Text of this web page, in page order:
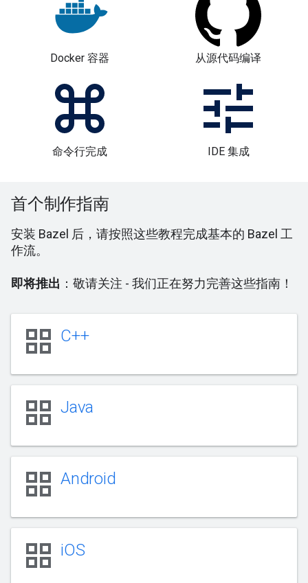
Docker 容器 从源代码编译
命令行完成 IDE 集成
首个制作指南
安装 Bazel 后，请按照这些教程完成基本的 Bazel 工
作流。
即将推出 ：敬请关注 - 我们正在努力完善这些指南！
grid_view C++
grid_view Java
grid_view Android
grid_view iOS